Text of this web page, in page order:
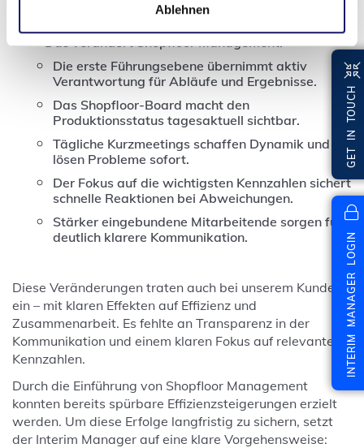
Ablehnen
GET IN TOUCH
INTERIM MANAGER LOGIN
Das verändert Shopfloor Management:
Die erste Führungsebene übernimmt aktiv
Verantwortung für Abläufe und Ergebnisse.
Das Shopfloor-Board macht den
Produktionsstatus tagesaktuell sichtbar.
Tägliche Kurzmeetings schaffen Dynamik und
lösen Probleme sofort.
Der Fokus auf die wichtigsten Kennzahlen sichert
schnelle Reaktionen bei Abweichungen.
Stärker eingebundene Mitarbeitende sorgen für
deutlich klarere Kommunikation.
Diese Veränderungen traten auch bei unserem Kunden
ein – mit klaren Effekten auf Effizienz und
Zusammenarbeit. Es fehlte an Transparenz in der
Kommunikation und einem klaren Fokus auf relevante
Kennzahlen.
Durch die Einführung von Shopfloor Management
konnten bereits spürbare Effizienzsteigerungen erzielt
werden. Um diese Erfolge langfristig zu sichern, setzt
der Interim Manager auf eine klare Vorgehensweise: